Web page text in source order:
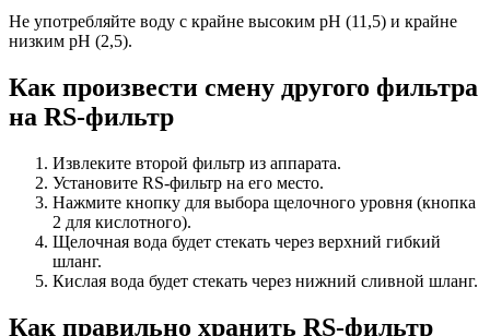
Не употребляйте воду с крайне высоким pH (11,5) и крайне
низким pH (2,5).
Как произвести смену другого фильтра
на RS-фильтр
Извлеките второй фильтр из аппарата.
Установите RS-фильтр на его место.
Нажмите кнопку для выбора щелочного уровня (кнопка
2 для кислотного).
Щелочная вода будет стекать через верхний гибкий
шланг.
Кислая вода будет стекать через нижний сливной шланг.
Как правильно хранить RS-фильтр